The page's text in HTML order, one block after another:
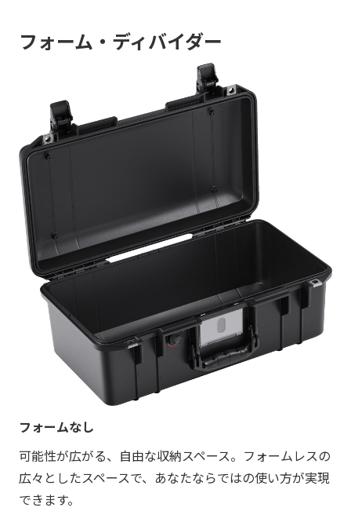
フォーム・ディバイダー
フォームなし
可能性が広がる、自由な収納スペース。フォームレスの
広々としたスペースで、あなたならではの使い方が実現
できます。